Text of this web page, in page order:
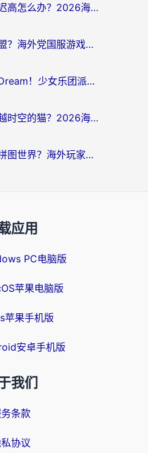
国外战双帕弥什延迟高怎么办？2026海外畅玩国服游戏终极指南（附实测工具推荐）
台湾怎么玩永恒联盟？海外党国服游戏加速器选择全攻略（附3大热门游戏实测）
海外党福音：解决Dream！少女乐团派对！国外延迟的实用指南，附北美英国游戏加速方案
国外如何玩国服超越时空的猫？2026海外党必看的加速器选择指南
阿根廷怎么玩奇妙拼图世界？海外玩家国服游戏加速全攻略（附帕斯卡契约战舰少女解决方案）
应用
PC电脑版
苹果电脑版
苹果手机版
安卓手机版
我们
条款
协议